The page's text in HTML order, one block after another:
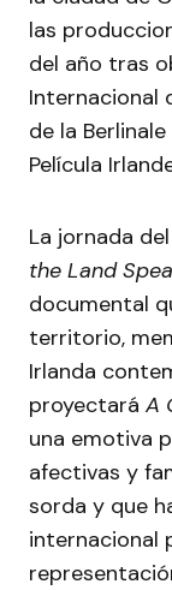
las
del año tras
Internacional
de la
Película
La jornada
the Land
documental
territorio,
Irlanda
proyectará A
una emotiva
afectivas y
sorda y que
internacional